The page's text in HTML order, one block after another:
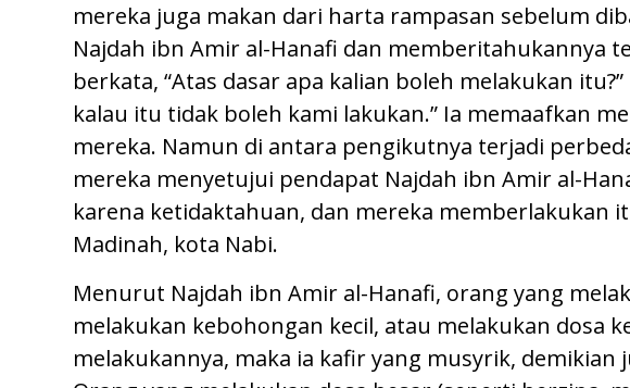
mereka juga makan dari harta rampasan sebelum
Najdah ibn Amir al-Hanafi dan memberitahukannya
berkata, “Atas dasar apa kalian boleh melakukan
kalau itu tidak boleh kami lakukan.” Ia memaafkan
mereka. Namun di antara pengikutnya terjadi
mereka menyetujui pendapat Najdah ibn Amir al-
karena ketidaktahuan, dan mereka memberlakukan
Madinah, kota Nabi.
Menurut Najdah ibn Amir al-Hanafi, orang yang
melakukan kebohongan kecil, atau melakukan dosa
melakukannya, maka ia kafir yang musyrik, demikian